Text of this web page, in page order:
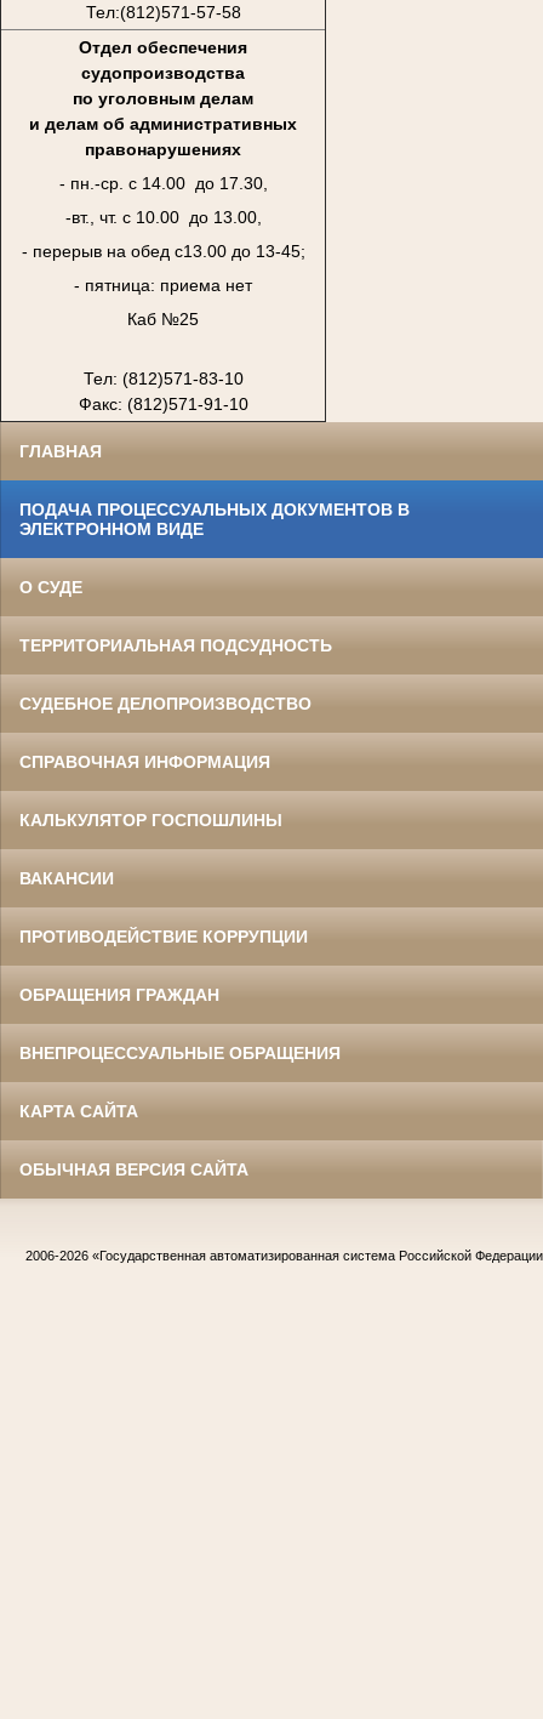
Тел:(812)571-57-58
Отдел обеспечения
судопроизводства
по уголовным делам
и делам об административных
правонарушениях
- пн.-ср. с 14.00 до 17.30,
-вт., чт. с 10.00 до 13.00,
- перерыв на обед с13.00 до 13-45;
- пятница: приема нет
Каб №25
Тел: (812)571-83-10
Факс: (812)571-91-10
ГЛАВНАЯ
ПОДАЧА ПРОЦЕССУАЛЬНЫХ ДОКУМЕНТОВ В
ЭЛЕКТРОННОМ ВИДЕ
О СУДЕ
ТЕРРИТОРИАЛЬНАЯ ПОДСУДНОСТЬ
СУДЕБНОЕ ДЕЛОПРОИЗВОДСТВО
СПРАВОЧНАЯ ИНФОРМАЦИЯ
КАЛЬКУЛЯТОР ГОСПОШЛИНЫ
ВАКАНСИИ
ПРОТИВОДЕЙСТВИЕ КОРРУПЦИИ
ОБРАЩЕНИЯ ГРАЖДАН
ВНЕПРОЦЕССУАЛЬНЫЕ ОБРАЩЕНИЯ
КАРТА САЙТА
ОБЫЧНАЯ ВЕРСИЯ САЙТА
2006-2026 «Государственная автоматизированная система Российской